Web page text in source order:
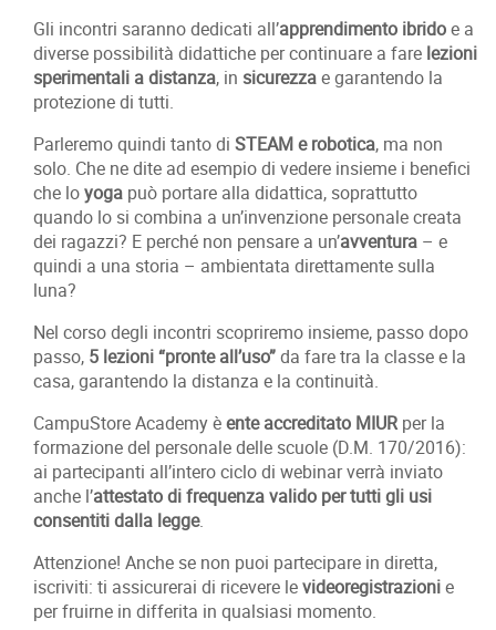
Gli incontri saranno dedicati all’apprendimento ibridoe a
diverse possibilità didattiche per continuare a fare lezioni
sperimentali a distanza, in sicurezzae garantendo la
protezione di tutti.
Parleremo quindi tanto di STEAM e robotica, ma non
solo. Che ne dite ad esempio di vedere insieme i benefici
che loyoga può portare alla didattica, soprattutto
quando lo si combina a un’invenzione personale creata
dei ragazzi? E perché non pensare a un’avventura – e
quindi a una storia – ambientata direttamente sulla
luna?
Nel corso degli incontri scopriremo insieme, passo dopo
passo, 5 lezioni “pronte all’uso”da fare tra la classe e la
casa, garantendo la distanza e la continuità.
CampuStore Academy èente accreditato MIURper la
formazione del personale delle scuole (D.M. 170/2016):
ai partecipanti all’intero ciclo di webinar verrà inviato
anche l’attestato di frequenza valido per tutti gli usi
consentiti dalla legge.
Attenzione! Anche se non puoi partecipare in diretta,
iscriviti: ti assicurerai di ricevere levideoregistrazionie
per fruirne in differita in qualsiasi momento.